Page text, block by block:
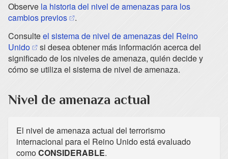
Observe la historia del nivel de amenazas para los
cambios previos(opens in a new tab)
.
Consulteel sistema de nivel de amenazas del Reino
Unido(opens in a new tab)
si desea obtener más información acerca del
significado de los niveles de amenaza, quién decide y
cómo se utiliza el sistema de nivel de amenaza.
Nivel de amenaza actual
El nivel de amenaza actual del terrorismo
internacional para el Reino Unido está evaluado
comoCONSIDERABLE.